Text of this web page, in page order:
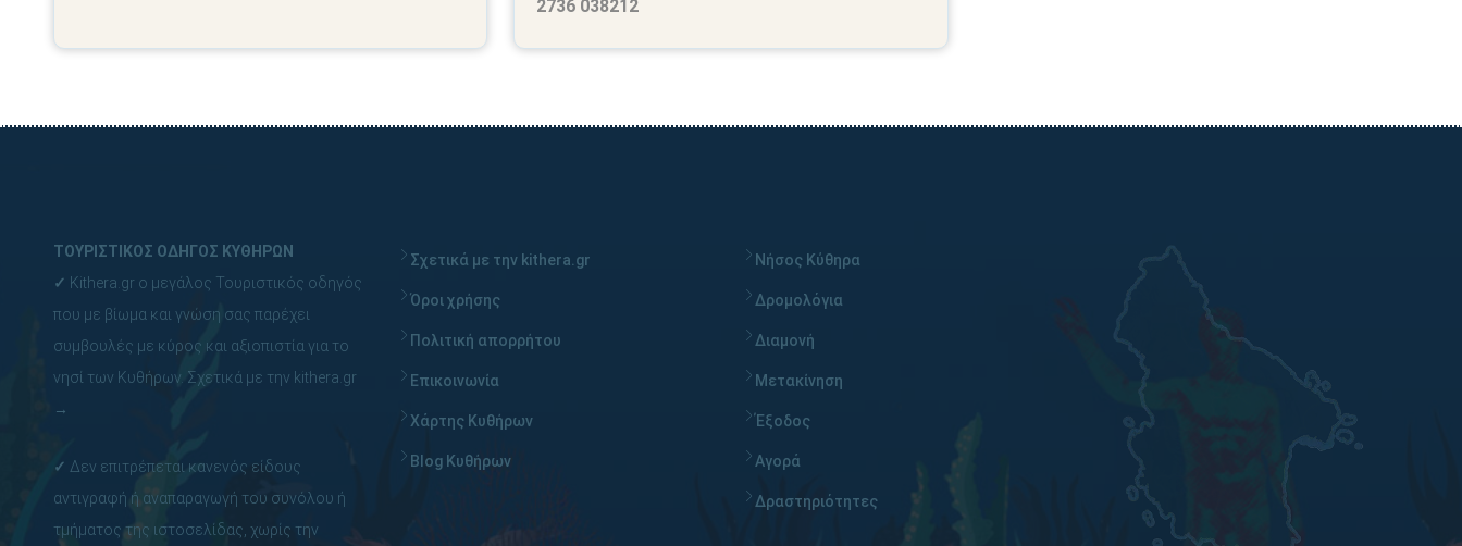
2736 038212
ΤΟΥΡΙΣΤΙΚΟΣ ΟΔΗΓΟΣ ΚΥΘΗΡΩΝ
✓ Kithera.gr ο μεγάλος Τουριστικός οδηγός
που με βίωμα και γνώση σας παρέχει
συμβουλές με κύρος και αξιοπιστία για το
νησί των Κυθήρων. Σχετικά με την kithera.gr
→
✓ Δεν επιτρέπεται κανενός είδους
αντιγραφή ή αναπαραγωγή του συνόλου ή
τμήματος της ιστοσελίδας, χωρίς την
Σχετικά με την kithera.gr
Όροι χρήσης
Πολιτική απορρήτου
Επικοινωνία
Χάρτης Κυθήρων
Blog Κυθήρων
Νήσος Κύθηρα
Δρομολόγια
Διαμονή
Μετακίνηση
Έξοδος
Αγορά
Δραστηριότητες